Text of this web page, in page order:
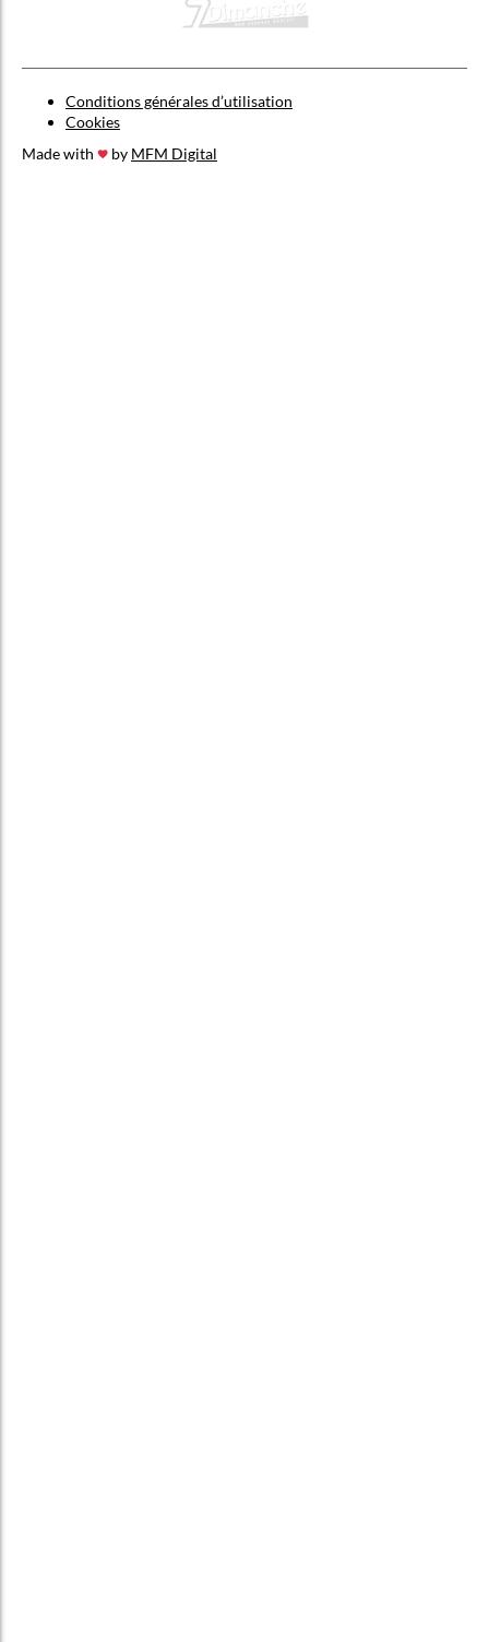
Conditions générales d’utilisation
Cookies
Made with
by MFM Digital